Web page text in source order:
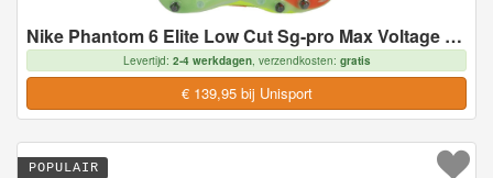
Nike Phantom 6 Elite Low Cut Sg-pro Max Voltage - Geel/zwart/oranje - Soft Ground (Sg), maat 39
Levertijd: 2-4 werkdagen, verzendkosten: gratis
€ 139,95 bij Unisport
POPULAIR